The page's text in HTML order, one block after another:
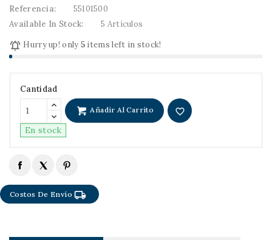
Referencia:
55101500
Available In Stock:
5 Artículos
 Hurry up! only 5 items left in stock!
Cantidad
Añadir Al Carrito favorite_border
En stock
Costos De Envíolocal_shipping